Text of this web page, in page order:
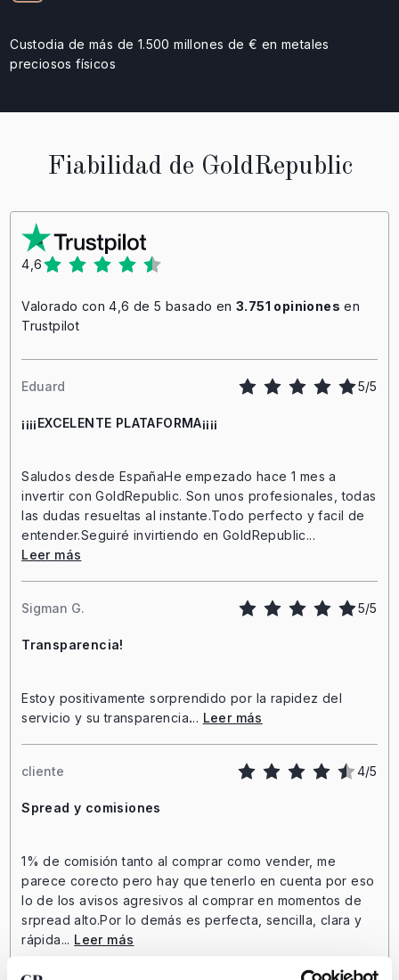
Custodia de más de 1.500 millones de € en metales
preciosos físicos
Fiabilidad de GoldRepublic
4,6
Valorado con 4,6 de 5 basado en 3.751 opiniones en
Trustpilot
Eduard 5/5
¡¡¡¡EXCELENTE PLATAFORMA¡¡¡¡
Saludos desde EspañaHe empezado hace 1 mes a
invertir con GoldRepublic. Son unos profesionales, todas
las dudas resueltas al instante.Todo perfecto y facil de
entender.Seguiré invirtiendo en GoldRepublic...
Leer más
Sigman G. 5/5
Transparencia!
Estoy positivamente sorprendido por la rapidez del
servicio y su transparencia... Leer más
cliente 4/5
Spread y comisiones
1% de comisión tanto al comprar como vender, me
parece corecto pero hay que tenerlo en cuenta por eso
lo de los avisos agresivos al comprar en momentos de
srpread alto.Por lo demás es perfecta, sencilla, clara y
rápida... Leer más